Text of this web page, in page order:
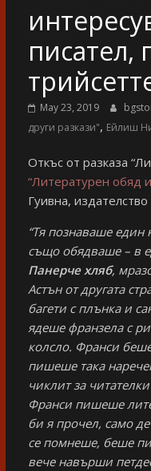
писател,
May 23, 2019
други разкази", Ейлиш
Откъс от разказа
“Литературен обяд
Гуивна, издателство
“Тя познаваше
също обядваше – в
Панерче хляб,
Астън от другата
багети с плънка и
ядеше франзела с
колсло. Франси
пишеше така
чиклит за
Франси пишеше
би я прочел, само
се помнеше, беше
вече навърши